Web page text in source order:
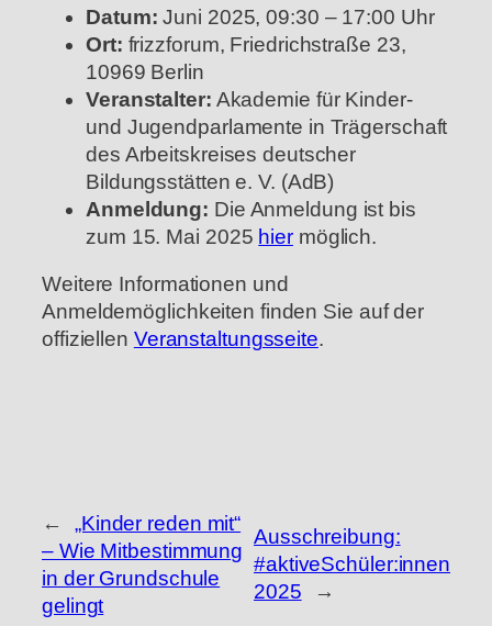
Datum: Juni 2025, 09:30 – 17:00 Uhr
Ort: frizzforum, Friedrichstraße 23,
10969 Berlin
Veranstalter: Akademie für Kinder-
und Jugendparlamente in Trägerschaft
des Arbeitskreises deutscher
Bildungsstätten e. V. (AdB)
Anmeldung: Die Anmeldung ist bis
zum 15. Mai 2025 hiermöglich.
Weitere Informationen und
Anmeldemöglichkeiten finden Sie auf der
offiziellen Veranstaltungsseite.
←
„Kinder reden mit“
– Wie Mitbestimmung
in der Grundschule
gelingt
Ausschreibung:
#aktiveSchüler:innen
2025
→